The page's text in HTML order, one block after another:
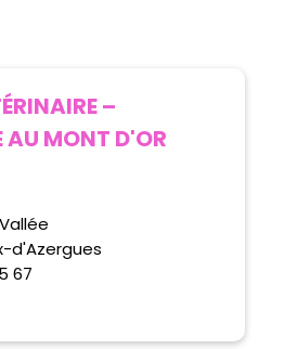
–
MONT D'OR
d'Azergues
67